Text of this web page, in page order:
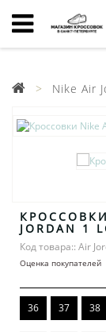
Nike Air
JORDAN 1
Код товара:: Air
Оценка покупателей
36 37 38